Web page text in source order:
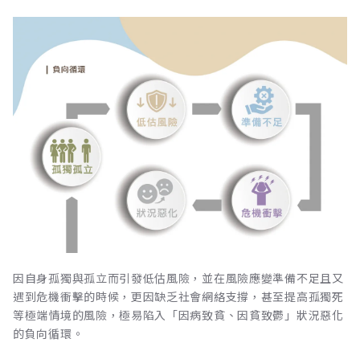
因自身孤獨與孤立而引發低估風險，並在風險應變準備不足且又
遇到危機衝擊的時候，更因缺乏社會網絡支撐，甚至提高孤獨死
等極端情境的風險，極易陷入「因病致貧、因貧致鬱」狀況惡化
的負向循環。